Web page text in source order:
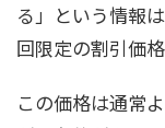
る」という情報
回限定の割引価
この価格は通常